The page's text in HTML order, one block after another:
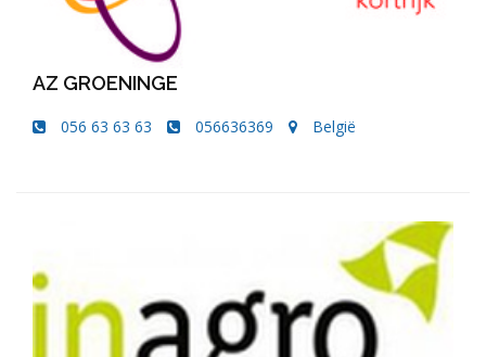
AZ GROENINGE
056 63 63 63 056636369 België